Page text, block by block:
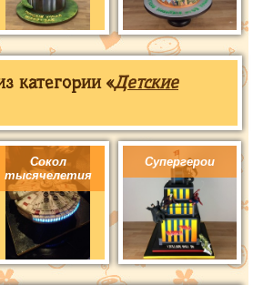
категории «Детские
Сокол
тысячелетия
Супергерои